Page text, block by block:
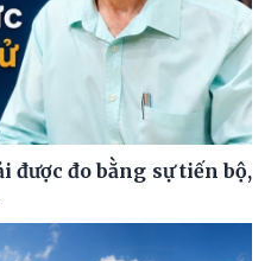
được đo bằng sự tiến bộ,